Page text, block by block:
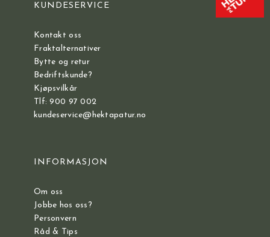
KUNDESERVICE
Kontakt oss
Fraktalternativer
Bytte og retur
Bedriftskunde?
Kjøpsvilkår
Tlf: 900 97 002
kundeservice@hektapatur.no
INFORMASJON
Om oss
Jobbe hos oss?
Personvern
Råd & Tips